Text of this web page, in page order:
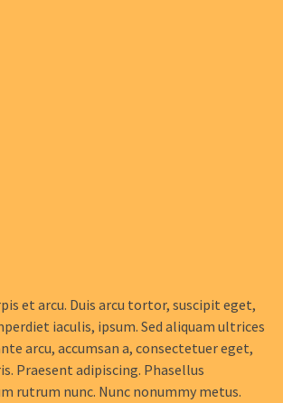
et arcu. Duis arcu tortor, suscipit eget,
iaculis, ipsum. Sed aliquam ultrices
arcu, accumsan a, consectetuer eget,
Praesent adipiscing. Phasellus
rutrum nunc. Nunc nonummy metus.